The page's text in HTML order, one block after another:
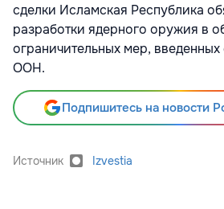
сделки Исламская Республика
разработки ядерного оружия в
ограничительных мер,
ООН.
Подпишитесь на новости
Источник Izvestia